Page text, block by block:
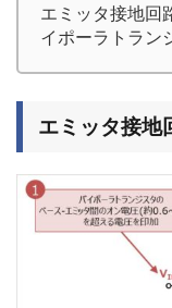
エミッタ接地回
イポーラトラン
エミッタ接地